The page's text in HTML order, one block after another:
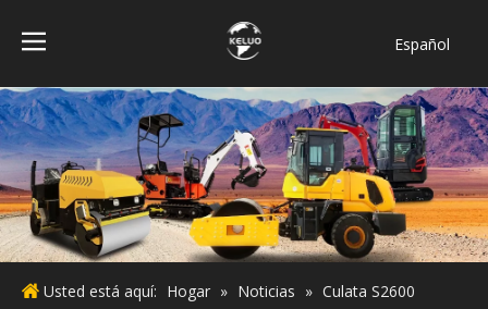
Español
Bahasa
indonesia
Türk dili
ไทย
Italiano
Deutsch
Português
Usted está aquí: Hogar » Noticias » Culata S2600